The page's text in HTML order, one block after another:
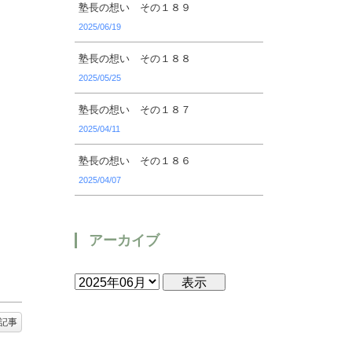
事
塾長の想い その１８９
2025/06/19
塾長の想い その１８８
2025/05/25
塾長の想い その１８７
2025/04/11
塾長の想い その１８６
2025/04/07
アーカイブ